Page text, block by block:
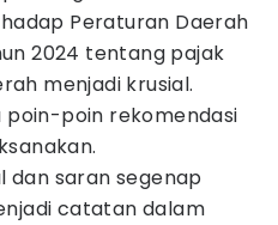
Peraturan Daerah
2024 tentang pajak
menjadi krusial.
poin-poin rekomendasi
dan saran segenap
catatan dalam